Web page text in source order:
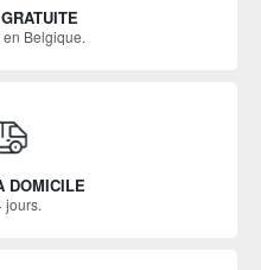
Belgique.
DOMICILE
jours.